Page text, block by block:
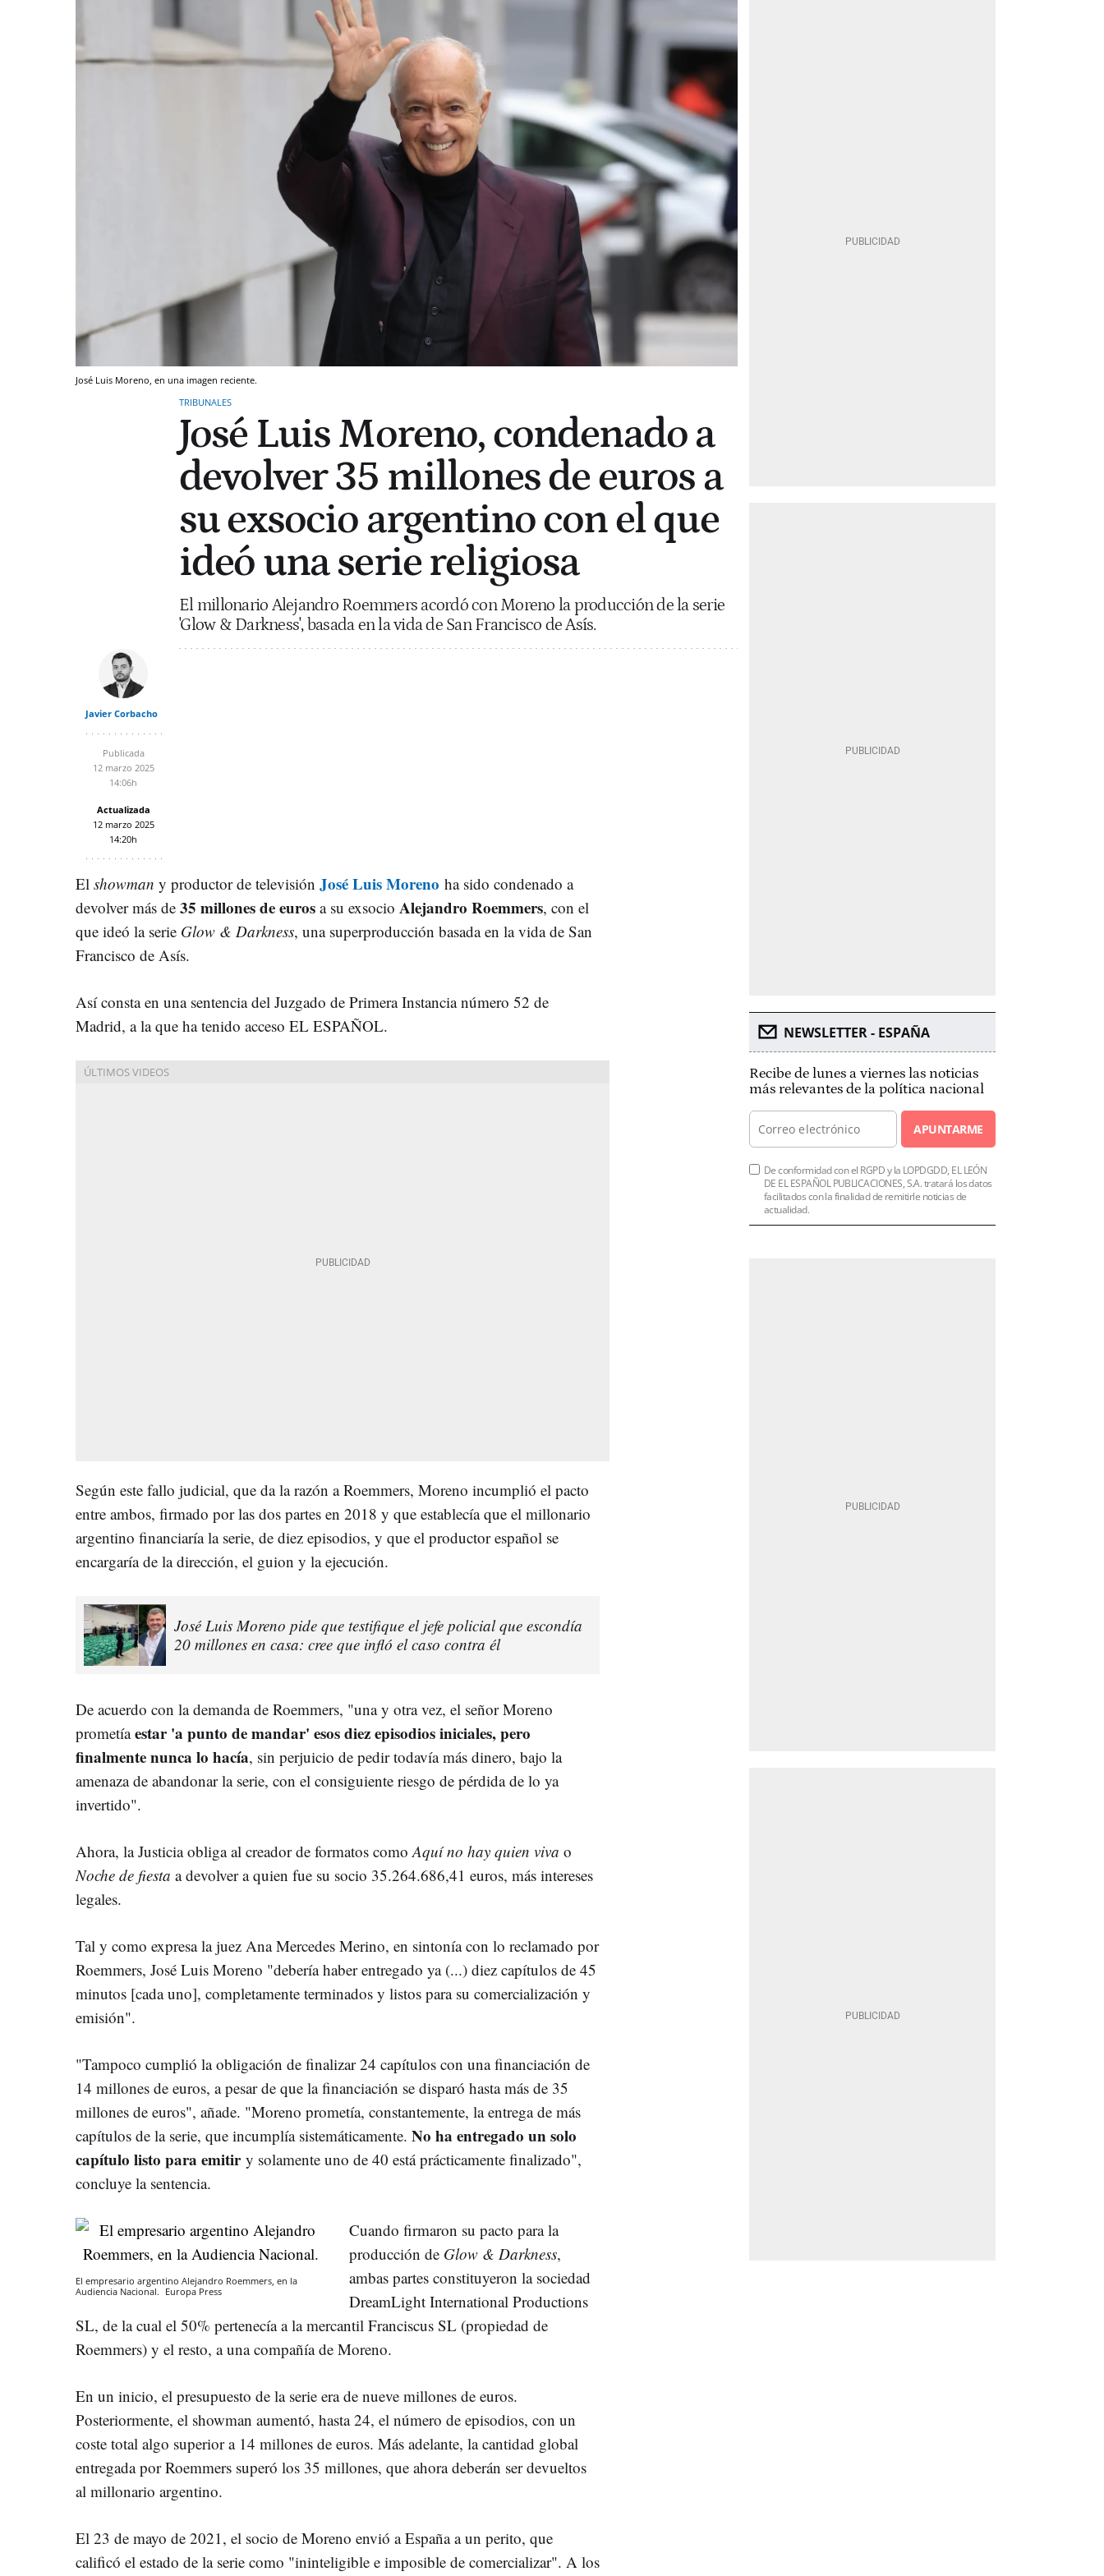
José Luis Moreno, en una imagen reciente.
TRIBUNALES
José Luis Moreno, condenado a
devolver 35 millones de euros a
su exsocio argentino con el que
ideó una serie religiosa
El millonario Alejandro Roemmers acordó con Moreno la producción de la serie
'Glow & Darkness', basada en la vida de San Francisco de Asís.
Javier Corbacho
Publicada
12 marzo 2025
14:06h
Actualizada
12 marzo 2025
14:20h
El showman y productor de televisión José Luis Moreno ha sido condenado a
devolver más de 35 millones de euros a su exsocio Alejandro Roemmers, con el
que ideó la serie Glow & Darkness, una superproducción basada en la vida de San
Francisco de Asís.
Así consta en una sentencia del Juzgado de Primera Instancia número 52 de
Madrid, a la que ha tenido acceso EL ESPAÑOL.
Según este fallo judicial, que da la razón a Roemmers, Moreno incumplió el pacto
entre ambos, firmado por las dos partes en 2018 y que establecía que el millonario
argentino financiaría la serie, de diez episodios, y que el productor español se
encargaría de la dirección, el guion y la ejecución.
José Luis Moreno pide que testifique el jefe policial que escondía
20 millones en casa: cree que infló el caso contra él
De acuerdo con la demanda de Roemmers, "una y otra vez, el señor Moreno
prometíaestar 'a punto de mandar' esos diez episodios iniciales, pero
finalmente nunca lo hacía, sin perjuicio de pedir todavía más dinero, bajo la
amenaza de abandonar la serie, con el consiguiente riesgo de pérdida de lo ya
invertido".
Ahora, la Justicia obliga al creador de formatos como Aquí no hay quien viva o
Noche de fiesta a devolver a quien fue su socio 35.264.686,41 euros, más intereses
legales.
Tal y como expresa la juez Ana Mercedes Merino, en sintonía con lo reclamado por
Roemmers, José Luis Moreno "debería haber entregado ya (...) diez capítulos de 45
minutos [cada uno], completamente terminados y listos para su comercialización y
emisión".
"Tampoco cumplió la obligación de finalizar 24 capítulos con una financiación de
14 millones de euros, a pesar de que la financiación se disparó hasta más de 35
millones de euros", añade. "Moreno prometía, constantemente, la entrega de más
capítulos de la serie, que incumplía sistemáticamente. No ha entregado un solo
capítulo listo para emitiry solamente uno de 40 está prácticamente finalizado",
concluye la sentencia.
El empresario argentino Alejandro Roemmers, en la
Audiencia Nacional. Europa Press
Cuando firmaron su pacto para la
producción de Glow & Darkness,
ambas partes constituyeron la sociedad
DreamLight International Productions
SL, de la cual el 50% pertenecía a la mercantil Franciscus SL (propiedad de
Roemmers) y el resto, a una compañía de Moreno.
En un inicio, el presupuesto de la serie era de nueve millones de euros.
Posteriormente, el showman aumentó, hasta 24, el número de episodios, con un
coste total algo superior a 14 millones de euros. Más adelante, la cantidad global
entregada por Roemmers superó los 35 millones, que ahora deberán ser devueltos
al millonario argentino.
El 23 de mayo de 2021, el socio de Moreno envió a España a un perito, que
calificó el estado de la serie como "ininteligible e imposible de comercializar". A los
NEWSLETTER - ESPAÑA
Recibe de lunes a viernes las noticias
más relevantes de la política nacional
APUNTARME
De conformidad con el RGPD y la LOPDGDD, EL LEÓN
DE EL ESPAÑOL PUBLICACIONES, S.A. tratará los datos
facilitados con la finalidad de remitirle noticias de
actualidad.